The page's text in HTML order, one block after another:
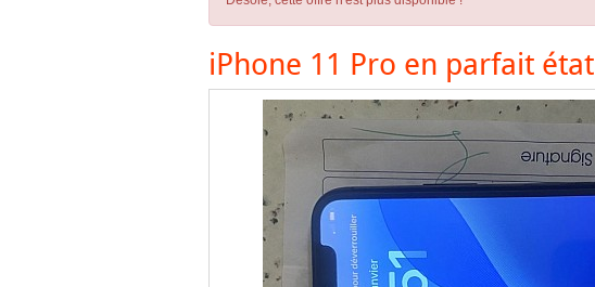
iPhone 11 Pro en parfait état